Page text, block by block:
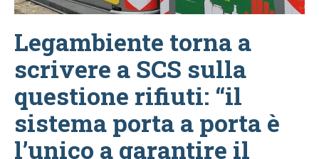
Legambiente torna a
scrivere a SCS sulla
questione rifiuti: “il
sistema porta a porta è
l’unico a garantire il